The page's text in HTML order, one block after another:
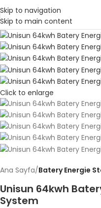
Skip to navigation
Skip to main content
Click to enlarge
Ana Sayfa Batery Energie
Unisun 64kwh
System